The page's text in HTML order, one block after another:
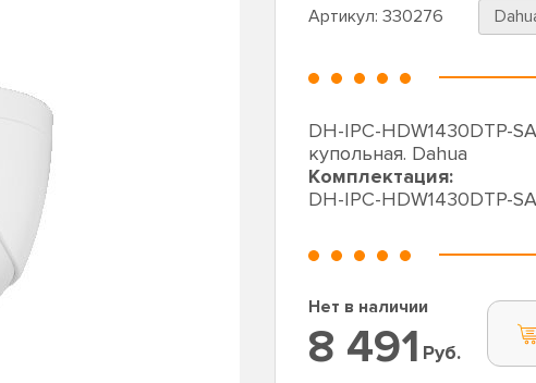
Артикул: 330276
DH-IPC-HDW1430DTP-
купольная. Dahua
Комплектация:
DH-IPC-HDW1430DTP-
Нет в наличии
8 491 Руб.